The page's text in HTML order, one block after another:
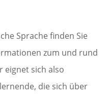
Sprache finden Sie
zum und rund
eignet sich also
die sich über